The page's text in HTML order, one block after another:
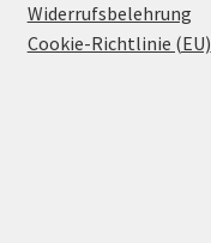
Widerrufsbelehrung
Cookie-Richtlinie (EU)